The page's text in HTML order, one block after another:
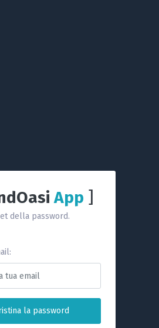
App
della password.
la password